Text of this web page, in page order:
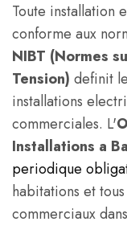
Toute installation
conforme aux
NIBT (Normes
Tension) definit
installations
commerciales. L'
Installations a
periodique
habitations et
commerciaux